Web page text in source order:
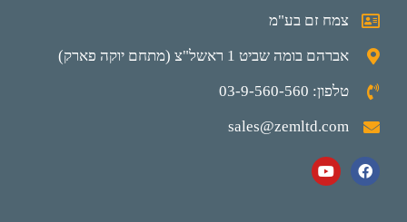
צמח זם בע"מ
אברהם בומה שביט 1 ראשל"צ (מתחם יוקה פארק)
טלפון: 03-9-560-560
sales@zemltd.com